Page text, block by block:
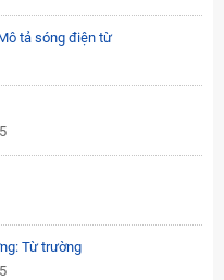
tả sóng điện từ
Từ trường